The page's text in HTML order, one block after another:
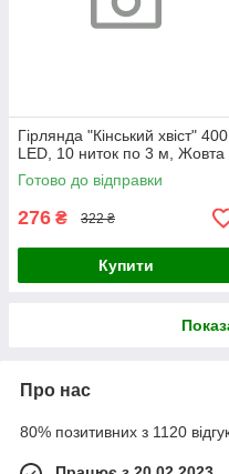
Гірлянда "Кінський хвіст" 400
LED, 10 ниток по 3 м, Жовта
Готово до відправки
276 ₴ 322 ₴
Купити
Про нас
80% позитивних з 1120